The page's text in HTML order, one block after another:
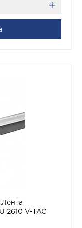
2610 V-TAC